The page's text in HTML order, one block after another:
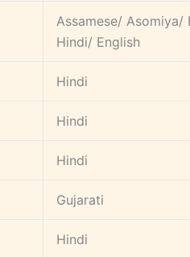
Assamese/ Asomiya/
Hindi/ English
Hindi
Hindi
Hindi
Gujarati
Hindi